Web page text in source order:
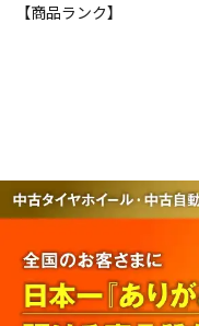
【商品ランク】